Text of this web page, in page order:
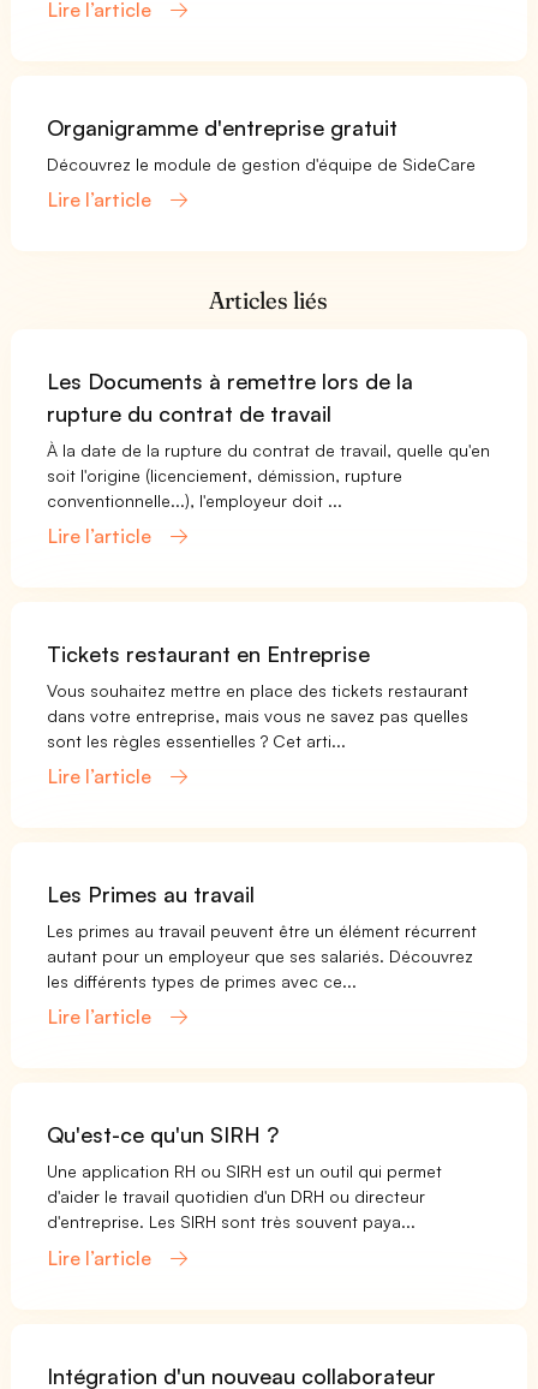
Lire l’article
Organigramme d'entreprise gratuit
Découvrez le module de gestion d'équipe de SideCare
Lire l’article
Articles liés
Les Documents à remettre lors de la
rupture du contrat de travail
À la date de la rupture du contrat de travail, quelle qu'en
soit l'origine (licenciement, démission, rupture
conventionnelle...), l'employeur doit ...
Lire l’article
Tickets restaurant en Entreprise
Vous souhaitez mettre en place des tickets restaurant
dans votre entreprise, mais vous ne savez pas quelles
sont les règles essentielles ? Cet arti...
Lire l’article
Les Primes au travail
Les primes au travail peuvent être un élément récurrent
autant pour un employeur que ses salariés. Découvrez
les différents types de primes avec ce...
Lire l’article
Qu'est-ce qu'un SIRH ?
Une application RH ou SIRH est un outil qui permet
d'aider le travail quotidien d'un DRH ou directeur
d'entreprise. Les SIRH sont très souvent paya...
Lire l’article
Intégration d'un nouveau collaborateur